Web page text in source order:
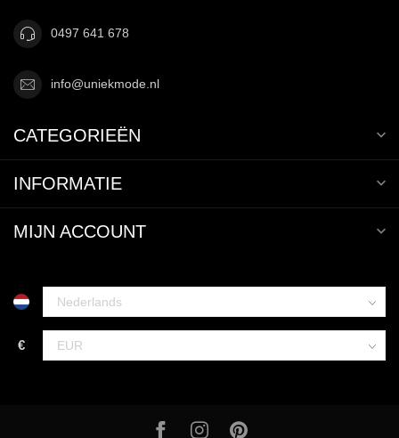
0497 641 678
info@uniekmode.nl
CATEGORIEËN
INFORMATIE
MIJN ACCOUNT
€